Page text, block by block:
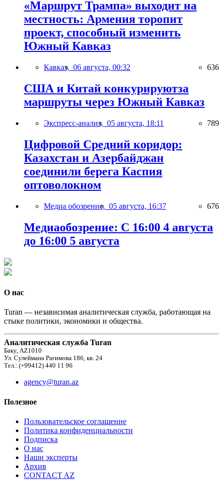
«Маршрут Трампа» выходит на
местность: Армения торопит
проект, способный изменить
Южный Кавказ
Кавказ, 06 августа, 00:32 636
США и Китай конкурируютза
маршруты через Южный Кавказ
Экспресс-анализ, 05 августа, 18:11 789
Цифровой Средний коридор:
Казахстан и Азербайджан
соединили берега Каспия
оптоволокном
Медиа обозрение, 05 августа, 16:37 676
Медиаобозрение: С 16:00 4 августа
до 16:00 5 августа
О нас
Turan — независимая аналитическая служба, работающая на
стыке политики, экономики и общества.
Аналитическая служба Turan
Баку, AZ1010
Ул. Сулеймана Рагимова 186, кв. 24
Тел.: (+99412) 440 11 96
agency@turan.az
Полезное
Пользовательское соглашение
Политика конфиденциальности
Подписка
О нас
Наши эксперты
Архив
CONTACT AZ